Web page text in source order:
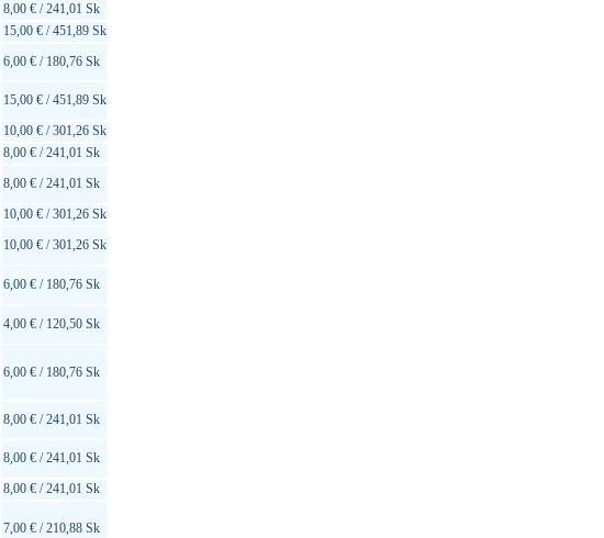
8,00 € / 241,01 Sk
15,00 € / 451,89 Sk
6,00 € / 180,76 Sk
15,00 € / 451,89 Sk
10,00 € / 301,26 Sk
8,00 € / 241,01 Sk
8,00 € / 241,01 Sk
10,00 € / 301,26 Sk
10,00 € / 301,26 Sk
6,00 € / 180,76 Sk
4,00 € / 120,50 Sk
6,00 € / 180,76 Sk
8,00 € / 241,01 Sk
8,00 € / 241,01 Sk
8,00 € / 241,01 Sk
7,00 € / 210,88 Sk